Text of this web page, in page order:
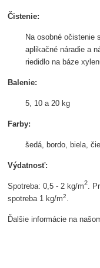
Čistenie:
Na osobné očistenie
aplikačné náradie a
riedidlo na báze
Balenie:
5, 10 a 20 kg
Farby:
šedá, bordo, biela,
Výdatnosť:
Spotreba: 0,5 - 2 kg/m2
.
spotreba 1 kg/m2
Ďalšie informácie na